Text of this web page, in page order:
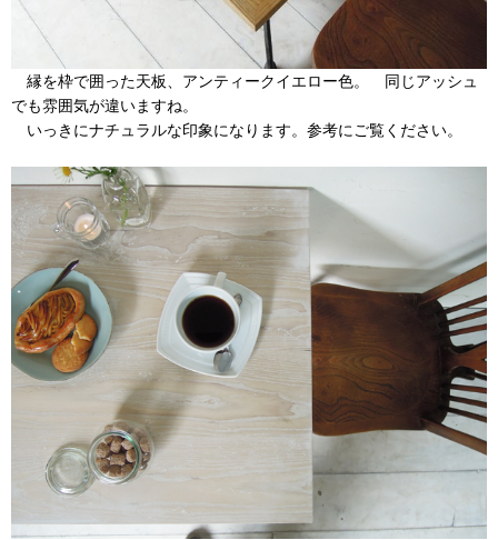
縁を枠で囲った天板、アンティークイエロー色。 同じアッシュ
でも雰囲気が違いますね。
いっきにナチュラルな印象になります。参考にご覧ください。